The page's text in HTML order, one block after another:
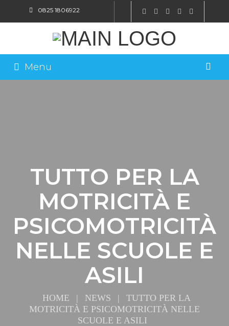
0825 1806922
Menu
TUTTO PER LA
MOTRICITÀ E
PSICOMOTRICITÀ
NELLE SCUOLE E
ASILI
HOME | NEWS |
TUTTO PER LA
MOTRICITÀ E PSICOMOTRICITÀ NELLE
SCUOLE E ASILI